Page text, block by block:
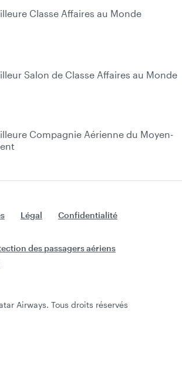
Classe Affaires au Monde
Salon de Classe Affaires au Monde
Compagnie Aérienne du Moyen-
Légal
Confidentialité
des passagers aériens
Airways. Tous droits réservés